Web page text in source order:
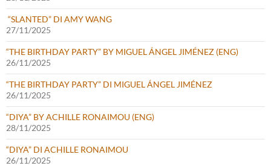
“SLANTED” DI AMY WANG
27/11/2025
“THE BIRTHDAY PARTY” BY MIGUEL ÁNGEL JIMÉNEZ (ENG)
26/11/2025
“THE BIRTHDAY PARTY” DI MIGUEL ÁNGEL JIMÉNEZ
26/11/2025
“DIYA” BY ACHILLE RONAIMOU (ENG)
28/11/2025
“DIYA” DI ACHILLE RONAIMOU
26/11/2025